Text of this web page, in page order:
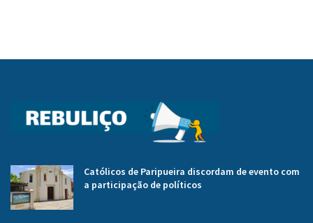
Católicos de Paripueira discordam de evento com
a participação de políticos